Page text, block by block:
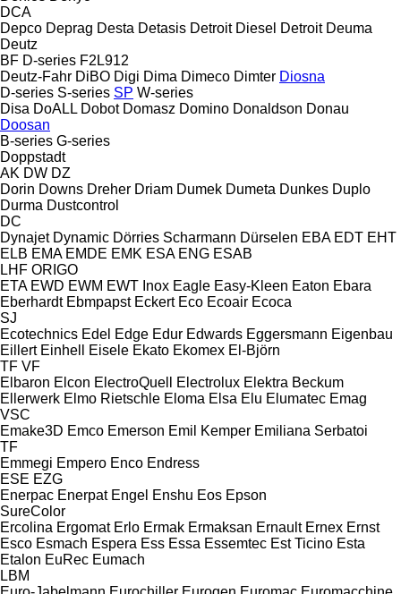
DCA
Depco Deprag Desta Detasis Detroit Diesel Detroit Deuma
Deutz
BF D-series F2L912
Deutz-Fahr DiBO Digi Dima Dimeco Dimter Diosna
D-series S-series SP W-series
Disa DoALL Dobot Domasz Domino Donaldson Donau
Doosan
B-series G-series
Doppstadt
AK DW DZ
Dorin Downs Dreher Driam Dumek Dumeta Dunkes Duplo
Durma Dustcontrol
DC
Dynajet Dynamic Dörries Scharmann Dürselen EBA EDT EHT
ELB EMA EMDE EMK ESA ENG ESAB
LHF ORIGO
ETA EWD EWM EWT Inox Eagle Easy-Kleen Eaton Ebara
Eberhardt Ebmpapst Eckert Eco Ecoair Ecoca
SJ
Ecotechnics Edel Edge Edur Edwards Eggersmann Eigenbau
Eillert Einhell Eisele Ekato Ekomex El-Björn
TF VF
Elbaron Elcon ElectroQuell Electrolux Elektra Beckum
Ellerwerk Elmo Rietschle Eloma Elsa Elu Elumatec Emag
VSC
Emake3D Emco Emerson Emil Kemper Emiliana Serbatoi
TF
Emmegi Empero Enco Endress
ESE EZG
Enerpac Enerpat Engel Enshu Eos Epson
SureColor
Ercolina Ergomat Erlo Ermak Ermaksan Ernault Ernex Ernst
Esco Esmach Espera Ess Essa Essemtec Est Ticino Esta
Etalon EuRec Eumach
LBM